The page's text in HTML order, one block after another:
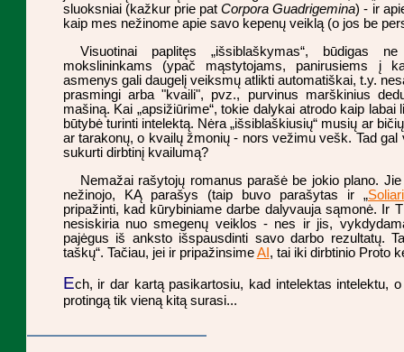
sluoksniai (kažkur prie patCorpora Guadrigemina) - ir
kaip mes nežinome apie savo kepenų veiklą (o jos be
Visuotinai paplitęs „išsiblaškymas“, būdigas
mokslininkams (ypač mąstytojams, panirusiems į
asmenys gali daugelį veiksmų atlikti automatiškai, t.y.
prasmingi arba "kvaili", pvz., purvinus marškinius
mašiną. Kai „apsižiūrime“, tokie dalykai atrodo kaip
būtybė turinti intelektą. Nėra „išsiblaškiusių“ musių ar
ar tarakonų, o kvailų žmonių - nors vežimu vešk. Tad gal
sukurti dirbtinį kvailumą?
Nemažai rašytojų romanus parašė be jokio plano.
nežinojo, KĄ parašys (taip buvo parašytas ir „
pripažinti, kad kūrybiniame darbe dalyvauja sąmonė. Ir
nesiskiria nuo smegenų veiklos - nes ir jis,
pajėgus iš anksto išspausdinti savo darbo rezultatų.
taškų“. Tačiau, jei ir pripažinsimeAI, tai iki dirbtinio Proto
Ech, ir dar kartą pasikartosiu, kad intelektas intelektu,
protingą tik vieną kitą surasi...